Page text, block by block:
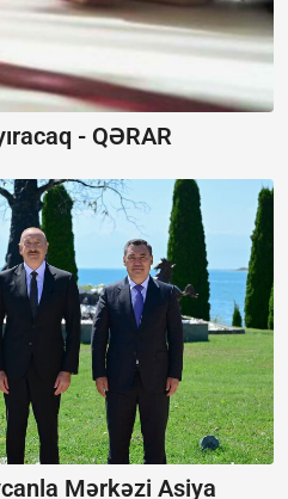
- QƏRAR
Mərkəzi Asiya